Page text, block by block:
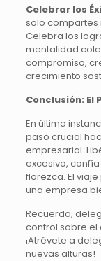
Celebrar los
solo compartes
Celebra los
mentalidad
compromiso,
crecimiento
Conclusión: El
En última
paso crucial
empresarial.
excesivo,
florezca. El
una empresa
Recuerda,
control sobre el
¡Atrévete a
nuevas alturas!